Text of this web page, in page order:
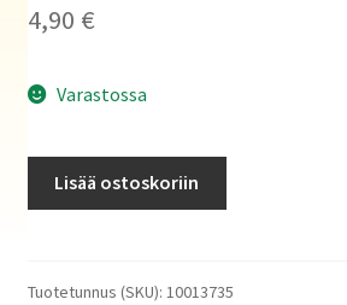
4,90 €
Varastossa
Lisää ostoskoriin
Tuotetunnus (SKU): 10013735